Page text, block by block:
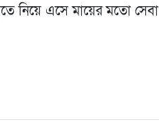
নিয়ে এসে মায়ের মতো সেবা